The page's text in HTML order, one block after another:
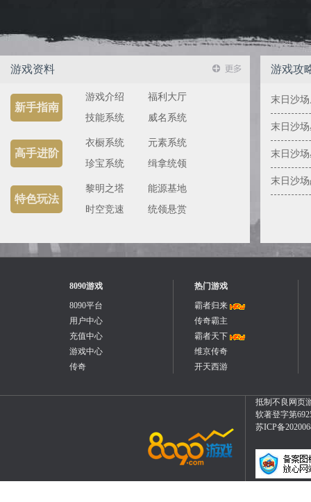
游戏资料
新手指南
游戏介绍
福利大厅
技能系统
威名系统
高手进阶
衣橱系统
元素系统
珍宝系统
缉拿统领
特色玩法
黎明之塔
能源基地
时空竞速
统领悬赏
游戏攻
末日沙
末日沙
末日沙
末日沙
8090游戏
8090平台
用户中心
充值中心
游戏中心
传奇
热门游戏
霸者归来
传奇霸主
霸者天下
维京传奇
开天西游
抵制不良网页
软著登字第
苏ICP备